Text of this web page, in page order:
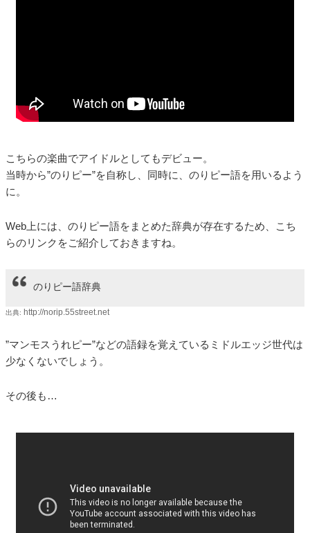
こちらの楽曲でアイドルとしてもデビュー。
当時から”のりピー”を自称し、同時に、のりピー語を用いるよう
に。
Web上には、のりピー語をまとめた辞典が存在するため、こち
らのリンクをご紹介しておきますね。
のりピー語辞典
出典: http://norip.55street.net
”マンモスうれピー”などの語録を覚えているミドルエッジ世代は
少なくないでしょう。
その後も…